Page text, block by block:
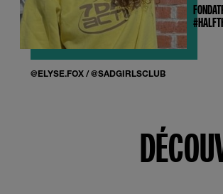
@ELYSE.FOX /@SADGIRLSCLUB